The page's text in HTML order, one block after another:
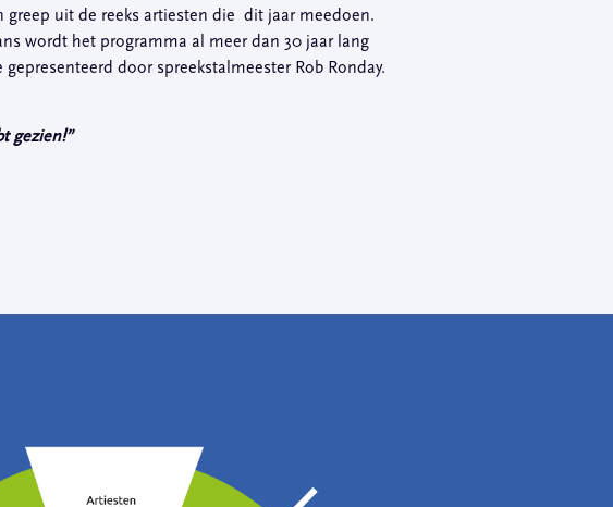
greep uit de reeks artiesten die dit jaar meedoen.
wordt het programma al meer dan 30 jaar lang
door spreekstalmeester Rob Ronday.
gezien!”